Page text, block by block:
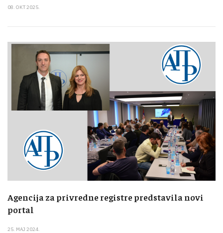
08. OKT 2025.
Agencija za privredne registre predstavila novi
portal
25. MAJ 2024.